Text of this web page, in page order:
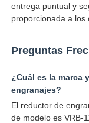
entrega puntual y
proporcionada a los
Preguntas
¿Cuál es la marca
engranajes?
El reductor de
de modelo es VRB-